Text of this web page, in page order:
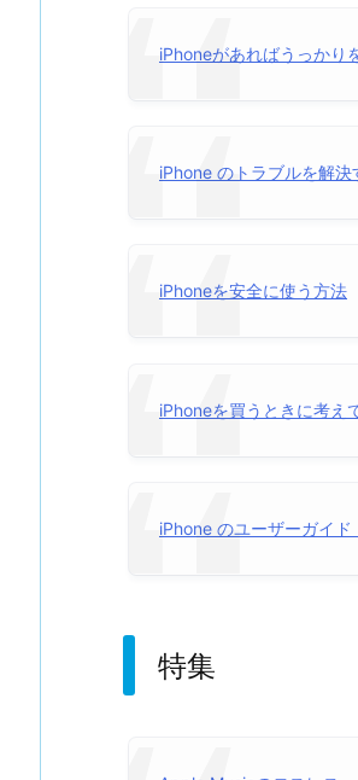
iPhoneがあればうっかり
iPhone のトラブルを解決
iPhoneを安全に使う方法
iPhoneを買うときに考え
iPhone のユーザーガイ
特集